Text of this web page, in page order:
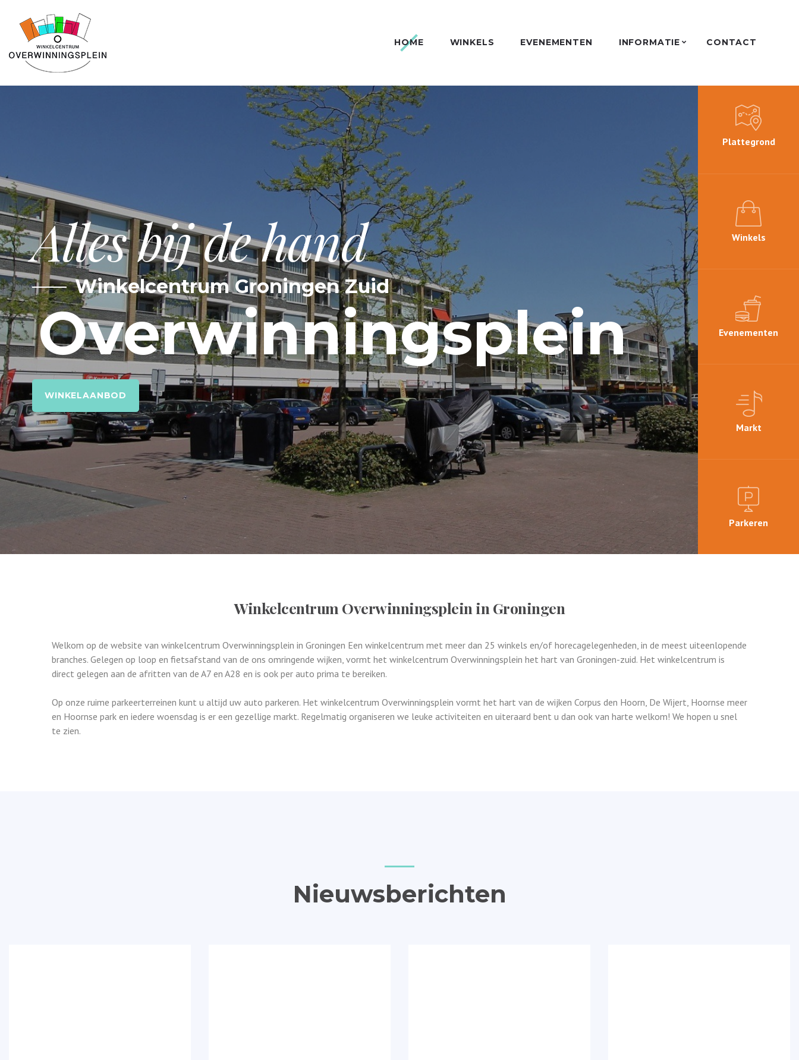
HOME WINKELS EVENEMENTEN INFORMATIE CONTACT
Alles bij de hand
Winkelcentrum Groningen Zuid
Overwinningsplein
WINKELAANBOD
Plattegrond
Winkels
Evenementen
Markt
Parkeren
Winkelcentrum Overwinningsplein in Groningen
Welkom op de website van winkelcentrum Overwinningsplein in Groningen Een winkelcentrum met meer dan 25 winkels en/of horecagelegenheden, in de meest uiteenlopende
branches. Gelegen op loop en fietsafstand van de ons omringende wijken, vormt het winkelcentrum Overwinningsplein het hart van Groningen-zuid. Het winkelcentrum is
direct gelegen aan de afritten van de A7 en A28 en is ook per auto prima te bereiken.
Op onze ruime parkeerterreinen kunt u altijd uw auto parkeren. Het winkelcentrum Overwinningsplein vormt het hart van de wijken Corpus den Hoorn, De Wijert, Hoornse meer
en Hoornse park en iedere woensdag is er een gezellige markt. Regelmatig organiseren we leuke activiteiten en uiteraard bent u dan ook van harte welkom! We hopen u snel
te zien.
Nieuwsberichten